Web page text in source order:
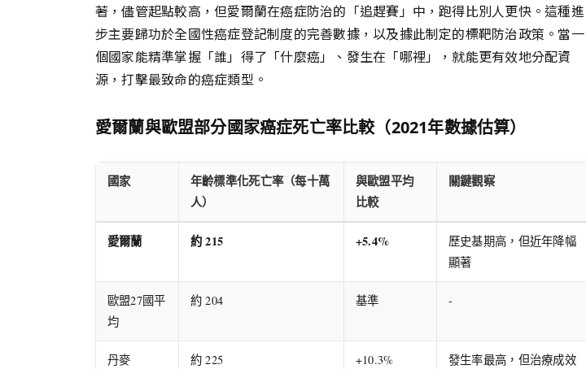
著，儘管起點較高，但愛爾蘭在癌症防治的「追趕賽」中，跑得比別人更快。這種進
步主要歸功於全國性癌症登記制度的完善數據，以及據此制定的標靶防治政策。當一
個國家能精準掌握「誰」得了「什麼癌」、發生在「哪裡」，就能更有效地分配資
源，打擊最致命的癌症類型。
愛爾蘭與歐盟部分國家癌症死亡率比較（2021年數據估算）
國家
年齡標準化死亡率（每十萬
人）
與歐盟平均
比較
關鍵觀察
愛爾蘭 約 215 +5.4%
歷史基期高，但近年降幅
顯著
歐盟27國平
均
約 204 基準 -
丹麥 約 225 +10.3%
發生率最高，但治療成效